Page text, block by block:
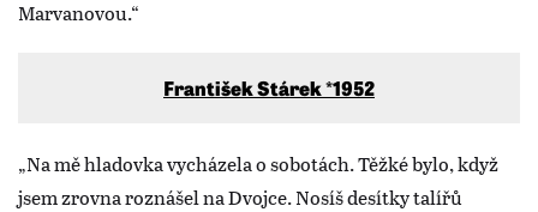
Marvanovou.“
František Stárek *1952
„Na mě hladovka vycházela o sobotách. Těžké bylo, když
jsem zrovna roznášel na Dvojce. Nosíš desítky talířů